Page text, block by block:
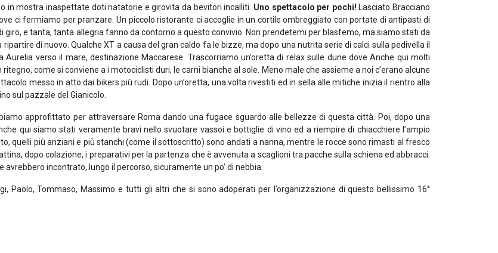
mostra inaspettate doti natatorie e girovita da bevitori incalliti. Uno spettacolo per pochi! Lasciato Bracciano
ci fermiamo per pranzare. Un piccolo ristorante ci accoglie in un cortile ombreggiato con portate di antipasti di
giro, e tanta, tanta allegria fanno da contorno a questo convivio. Non prendetemi per blasfemo, ma siamo stati da
di nuovo. Qualche XT a causa del gran caldo fa le bizze, ma dopo una nutrita serie di calci sulla pedivella il
verso il mare, destinazione Maccarese. Trascorriamo un’oretta di relax sulle dune dove Anche qui molti
come si conviene a i motociclisti duri, le carni bianche al sole. Meno male che assieme a noi c’erano alcune
messo in atto dai bikers più rudi. Dopo un’oretta, una volta rivestiti ed in sella alle mitiche inizia il rientro alla
sul pazzale del Gianicolo.
approfittato per attraversare Roma dando una fugace sguardo alle bellezze di questa città. Poi, dopo una
qui siamo stati veramente bravi nello svuotare vassoi e bottiglie di vino ed a riempire di chiacchiere l’ampio
quelli più anziani e più stanchi (come il sottoscritto) sono andati a nanna, mentre le rocce sono rimasti al fresco
dopo colazione, i preparativi per la partenza che è avvenuta a scaglioni tra pacche sulla schiena ed abbracci.
incontrato, lungo il percorso, sicuramente un po’ di nebbia.
Paolo, Tommaso, Massimo e tutti gli altri che si sono adoperati per l’organizzazione di questo bellissimo 16°